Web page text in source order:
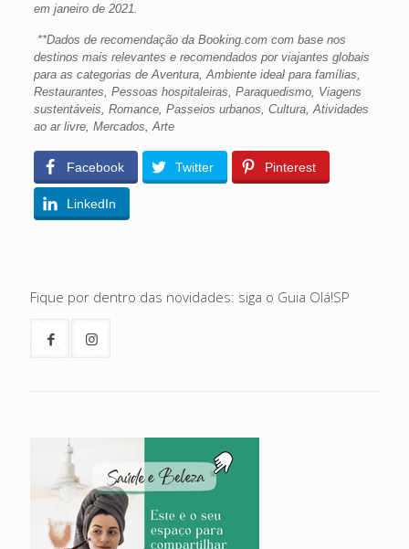
em janeiro de 2021.
**Dados de recomendação da Booking.com com base nos
destinos mais relevantes e recomendados por viajantes globais
para as categorias de Aventura, Ambiente ideal para famílias,
Restaurantes, Pessoas hospitaleiras, Paraquedismo, Viagens
sustentáveis, Romance, Passeios urbanos, Cultura, Atividades
ao ar livre, Mercados, Arte
Facebook Twitter Pinterest
LinkedIn
Fique por dentro das novidades: siga o Guia Olá!SP